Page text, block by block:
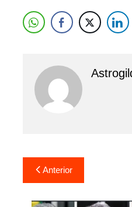
Navegação
de
Post
Anterior